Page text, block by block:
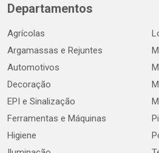
Departamentos
Agrícolas
Argamassas e Rejuntes
Automotivos
Decoração
EPI e Sinalização
Ferramentas e Máquinas
Higiene